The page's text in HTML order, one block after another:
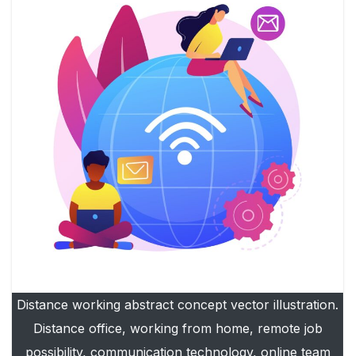
Distance working abstract concept vector illustration.
Distance office, working from home, remote job
possibility, communication technology, online team